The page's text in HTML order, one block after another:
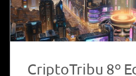
CriptoTribu 8º